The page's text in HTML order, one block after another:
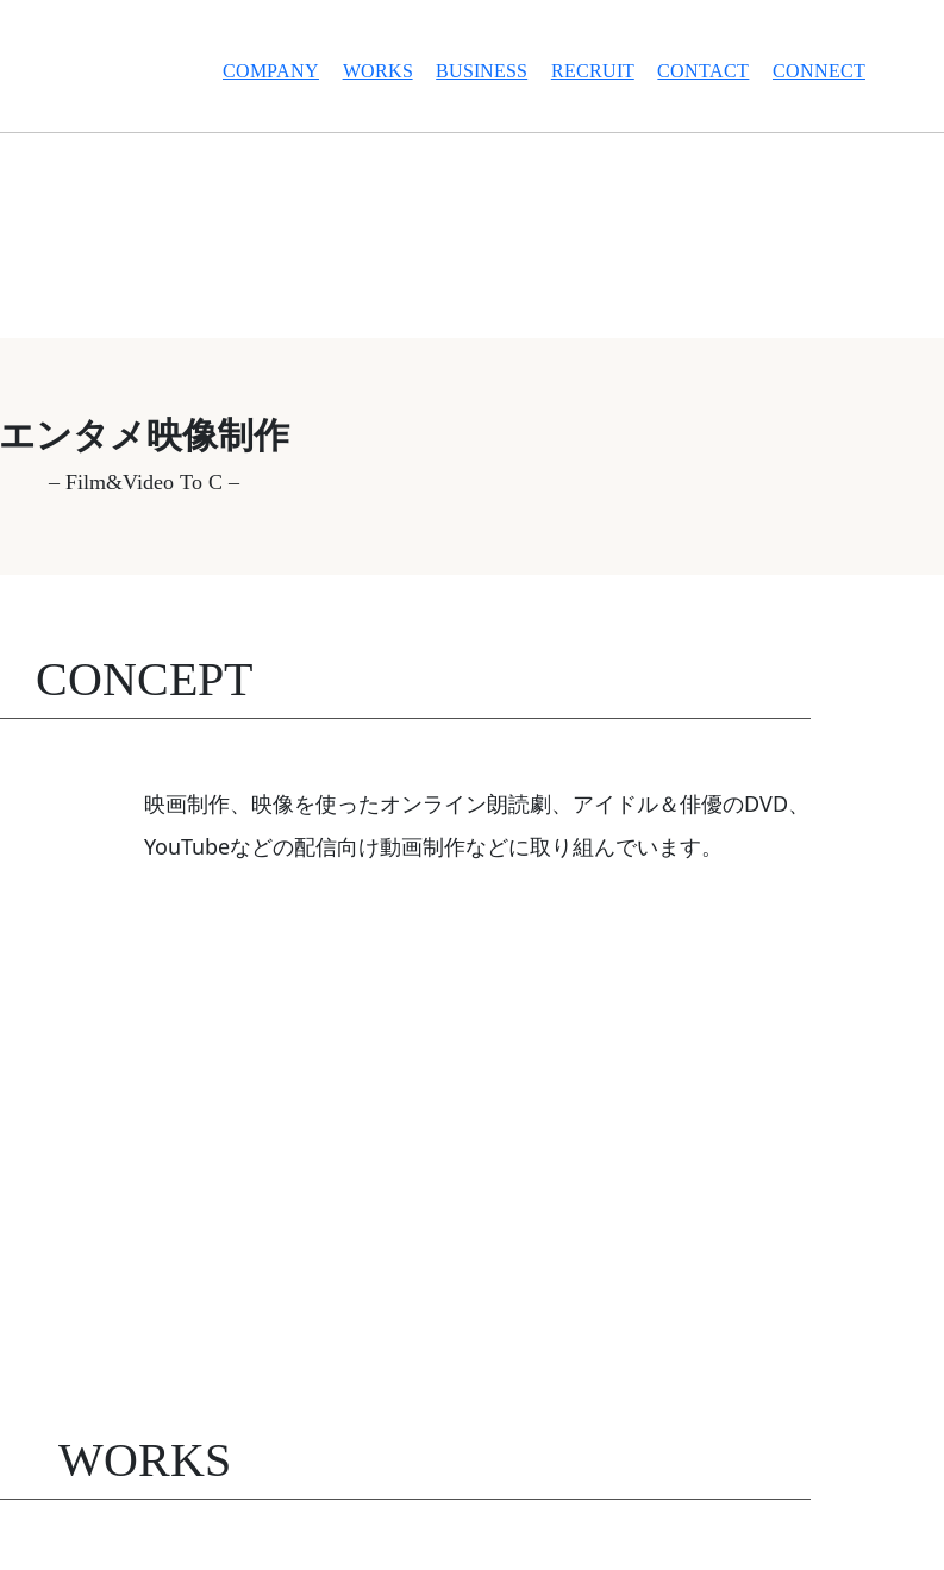
COMPANY WORKS BUSINESS RECRUIT CONTACT CONNECT
エンタメ映像制作
– Film&Video To C –
CONCEPT
映画制作、映像を使ったオンライン朗読劇、アイドル＆俳優のDVD、
YouTubeなどの配信向け動画制作などに取り組んでいます。
WORKS